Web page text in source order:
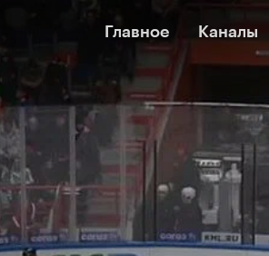
Главное Каналы
Главное Каналы